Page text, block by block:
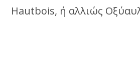
Hautbois, ή αλλιώς